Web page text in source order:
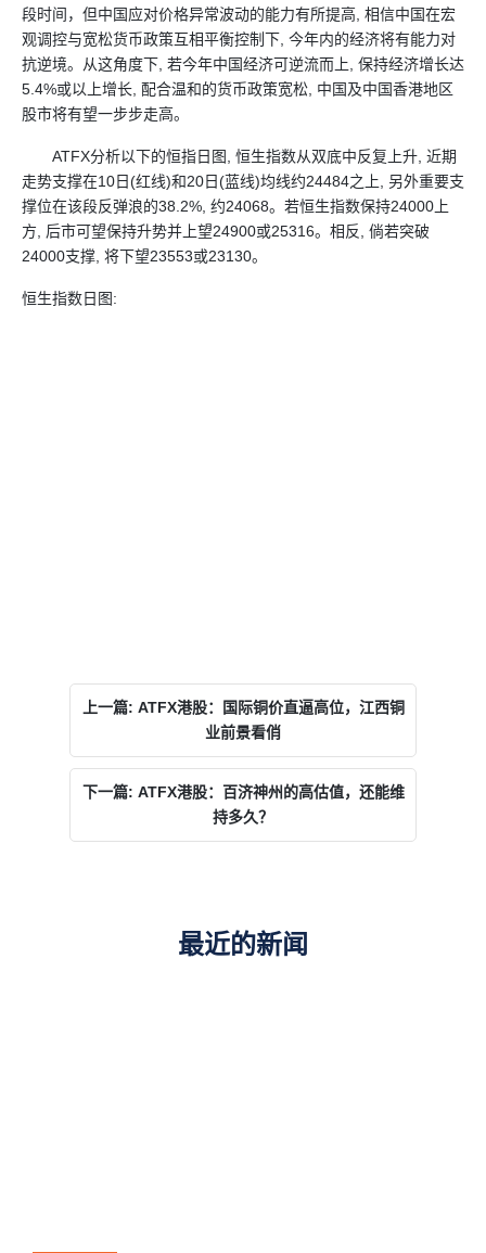
段时间，但中国应对价格异常波动的能力有所提高, 相信中国在宏
观调控与宽松货币政策互相平衡控制下, 今年内的经济将有能力对
抗逆境。从这角度下, 若今年中国经济可逆流而上, 保持经济增长达
5.4%或以上增长, 配合温和的货币政策宽松, 中国及中国香港地区
股市将有望一步步走高。
ATFX分析以下的恒指日图, 恒生指数从双底中反复上升, 近期
走势支撑在10日(红线)和20日(蓝线)均线约24484之上, 另外重要支
撑位在该段反弹浪的38.2%, 约24068。若恒生指数保持24000上
方, 后市可望保持升势并上望24900或25316。相反, 倘若突破
24000支撑, 将下望23553或23130。
恒生指数日图:
上一篇: ATFX港股：国际铜价直逼高位，江西铜
业前景看俏
下一篇: ATFX港股：百济神州的高估值，还能维
持多久？
最近的新闻